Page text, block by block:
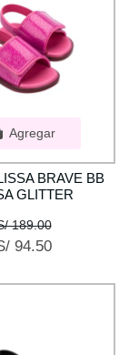
Agregar
BRAVE BB
GLITTER
189.00
94.50